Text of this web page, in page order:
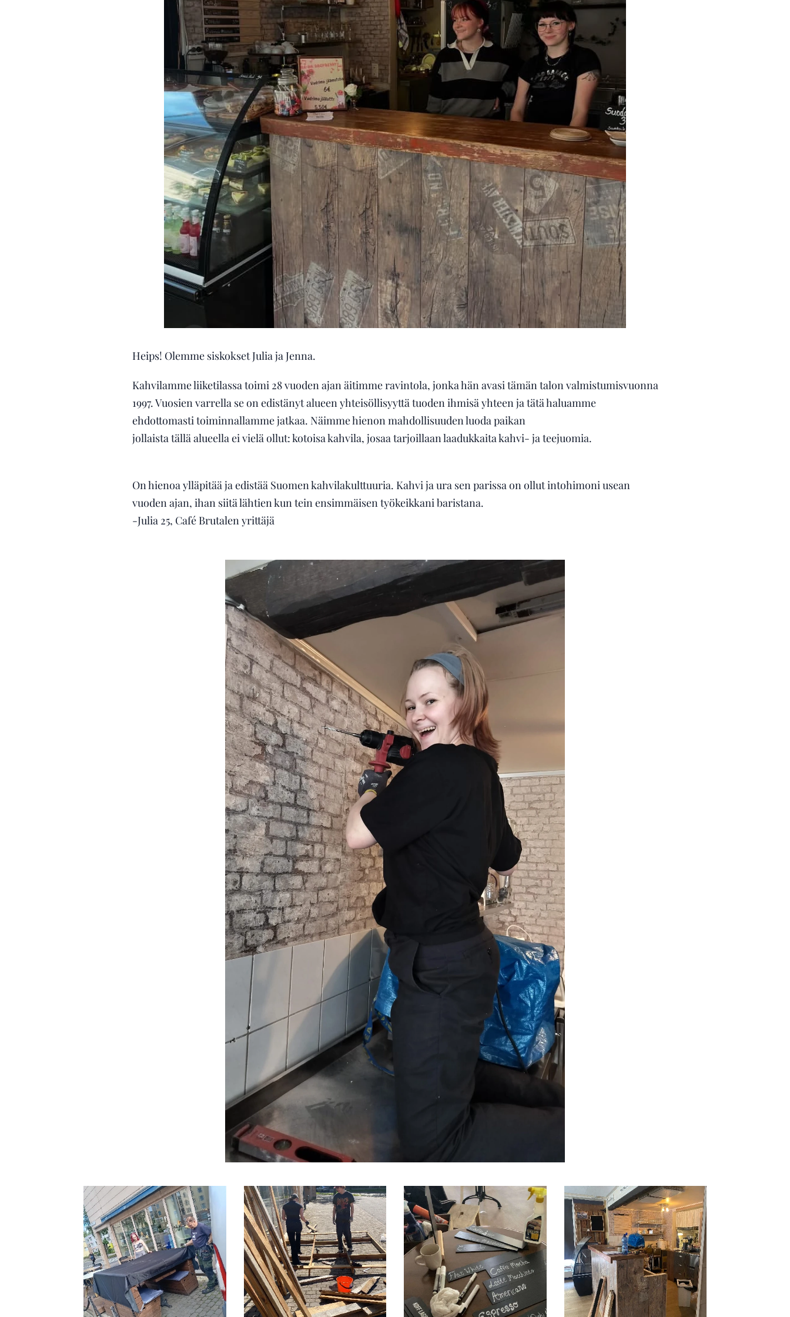
Heips! Olemme siskokset Julia ja Jenna.
Kahvilamme liiketilassa toimi 28 vuoden ajan äitimme ravintola, jonka hän avasi tämän talon valmistumisvuonna
1997. Vuosien varrella se on edistänyt alueen yhteisöllisyyttä tuoden ihmisä yhteen ja tätä haluamme
ehdottomasti toiminnallamme jatkaa. Näimme hienon mahdollisuuden luoda paikan
jollaista tällä alueella ei vielä ollut: kotoisa kahvila, josaa tarjoillaan laadukkaita kahvi- ja teejuomia.
On hienoa ylläpitää ja edistää Suomen kahvilakulttuuria. Kahvi ja ura sen parissa on ollut intohimoni usean
vuoden ajan, ihan siitä lähtien kun tein ensimmäisen työkeikkani baristana.
-Julia 25, Café Brutalen yrittäjä